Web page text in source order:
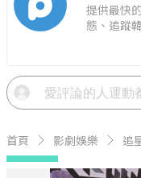
提供最快
態、追蹤
圈話題，
首頁 影劇娛樂 追